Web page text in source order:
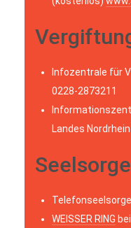
Infozentrale für
0228-2873211
Landes
Seelsorge
WEISSER RING